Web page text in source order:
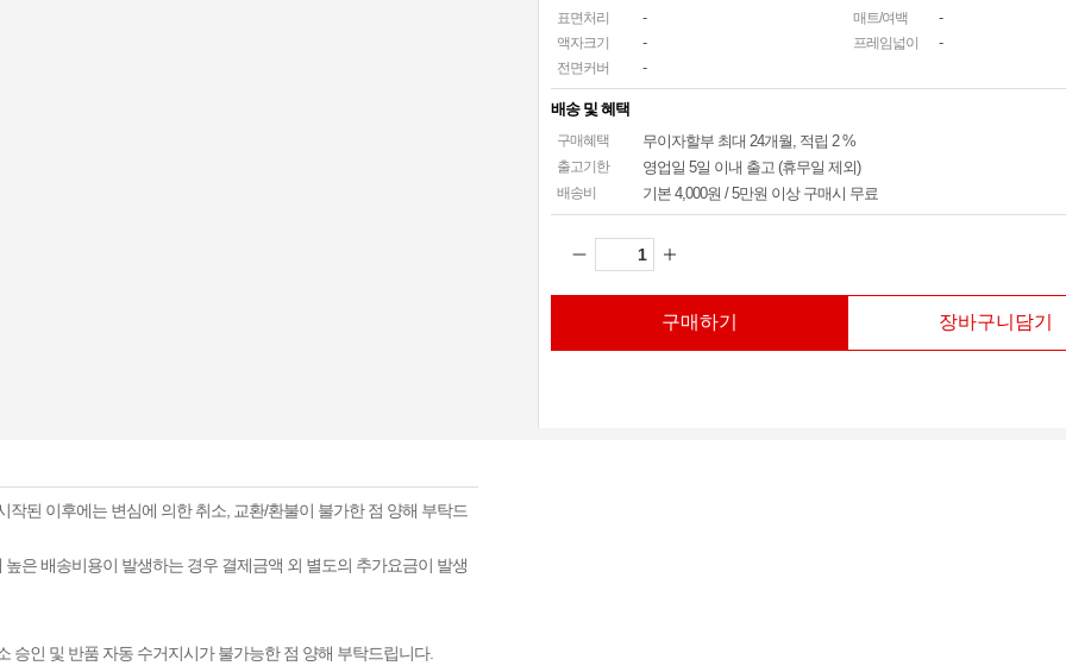
표면처리 - 매트/여백 -
액자크기 - 프레임넓이 -
전면커버 -
배송 및 혜택
구매혜택 무이자할부 최대 24개월, 적립 2 %
출고기한 영업일 5일 이내 출고 (휴무일 제외)
배송비 기본 4,000원 / 5만원 이상 구매시 무료
구매하기 장바구니담기
된 이후에는 변심에 의한 취소, 교환/환불이 불가한 점 양해 부탁드
은 배송비용이 발생하는 경우 결제금액 외 별도의 추가요금이 발생
승인 및 반품 자동 수거지시가 불가능한 점 양해 부탁드립니다.